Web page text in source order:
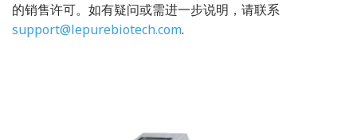
的销售许可。如有疑问或需进一步说明，请联系
support@lepurebiotech.com.